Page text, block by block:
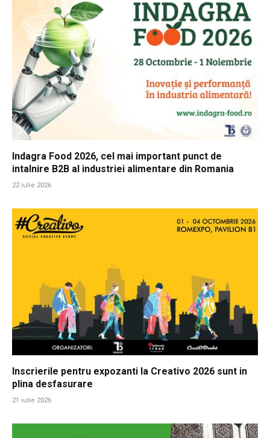
Indagra Food 2026, cel mai important punct de
intalnire B2B al industriei alimentare din Romania
22 iulie 2026
Inscrierile pentru expozanti la Creativo 2026 sunt in
plina desfasurare
21 iulie 2026